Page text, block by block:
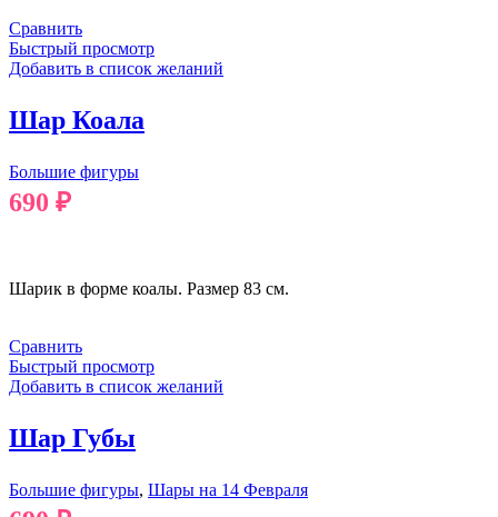
Сравнить
Быстрый просмотр
Добавить в список желаний
Шар Коала
Большие фигуры
690 ₽
Шарик в форме коалы. Размер 83 см.
Сравнить
Быстрый просмотр
Добавить в список желаний
Шар Губы
Большие фигуры, Шары на 14 Февраля